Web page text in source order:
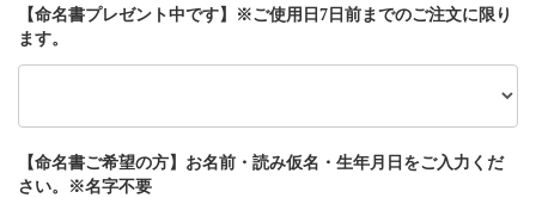
【命名書プレゼント中です】※ご使用日7日前までのご注文に限り
ます。
【命名書ご希望の方】お名前・読み仮名・生年月日をご入力くだ
さい。※名字不要